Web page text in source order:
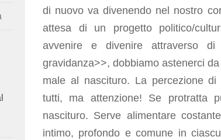
di nuovo va divenendo nel nostro
attesa di un progetto politico/
avvenire e divenire attraverso
gravidanza>>, dobbiamo astenerci
male al nascituro. La percezione
tutti, ma attenzione! Se protratta
nascituro. Serve alimentare
intimo, profondo e comune in